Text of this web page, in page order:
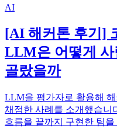
AI
[AI 해커톤 후기]
LLM은 어떻게 사
골랐을까
LLM을 평가자로 활용해
채점한 사례를 소개했습니
흐름을 끝까지 구현한 팀